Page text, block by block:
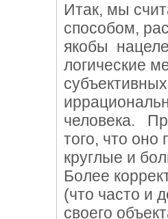
Итак, мы
способом,
якобы
логические
человека.
того, что оно
круглые и
Более
(что часто и
своего